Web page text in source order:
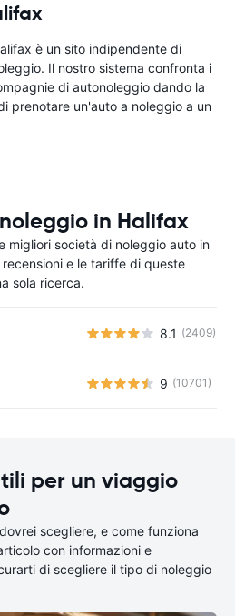
è un sito indipendente di
Il nostro sistema confronta i
di autonoleggio dando la
prenotare un'auto a noleggio a un
in Halifax
migliori società di noleggio auto in
e le tariffe di queste
sola ricerca.
8.1 (2409)
9 (10701)
per un viaggio
scegliere, e come funziona
con informazioni e
di scegliere il tipo di noleggio